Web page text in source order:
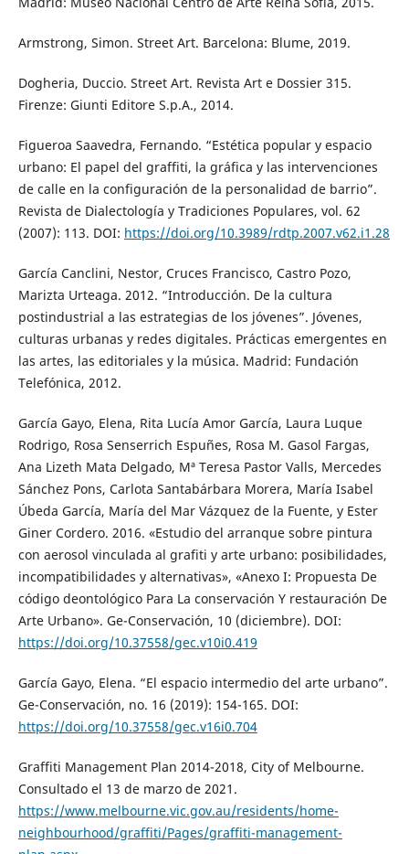
Armstrong, Simon. Street Art. Barcelona: Blume, 2019.
Dogheria, Duccio. Street Art. Revista Art e Dossier 315.
Firenze: Giunti Editore S.p.A., 2014.
Figueroa Saavedra, Fernando. “Estética popular y espacio
urbano: El papel del graffiti, la gráfica y las intervenciones
de calle en la configuración de la personalidad de barrio”.
Revista de Dialectología y Tradiciones Populares, vol. 62
(2007): 113. DOI: https://doi.org/10.3989/rdtp.2007.v62.i1.28
García Canclini, Nestor, Cruces Francisco, Castro Pozo,
Marizta Urteaga. 2012. “Introducción. De la cultura
postindustrial a las estrategias de los jóvenes”. Jóvenes,
culturas urbanas y redes digitales. Prácticas emergentes en
las artes, las editoriales y la música. Madrid: Fundación
Telefónica, 2012.
García Gayo, Elena, Rita Lucía Amor García, Laura Luque
Rodrigo, Rosa Senserrich Espuñes, Rosa M. Gasol Fargas,
Ana Lizeth Mata Delgado, Mª Teresa Pastor Valls, Mercedes
Sánchez Pons, Carlota Santabárbara Morera, María Isabel
Úbeda García, María del Mar Vázquez de la Fuente, y Ester
Giner Cordero. 2016. «Estudio del arranque sobre pintura
con aerosol vinculada al grafiti y arte urbano: posibilidades,
incompatibilidades y alternativas», «Anexo I: Propuesta De
código deontológico Para La conservación Y restauración De
Arte Urbano». Ge-Conservación, 10 (diciembre). DOI:
https://doi.org/10.37558/gec.v10i0.419
García Gayo, Elena. “El espacio intermedio del arte urbano”.
Ge-Conservación, no. 16 (2019): 154-165. DOI:
https://doi.org/10.37558/gec.v16i0.704
Graffiti Management Plan 2014-2018, City of Melbourne.
Consultado el 13 de marzo de 2021.
https://www.melbourne.vic.gov.au/residents/home-
neighbourhood/graffiti/Pages/graffiti-management-